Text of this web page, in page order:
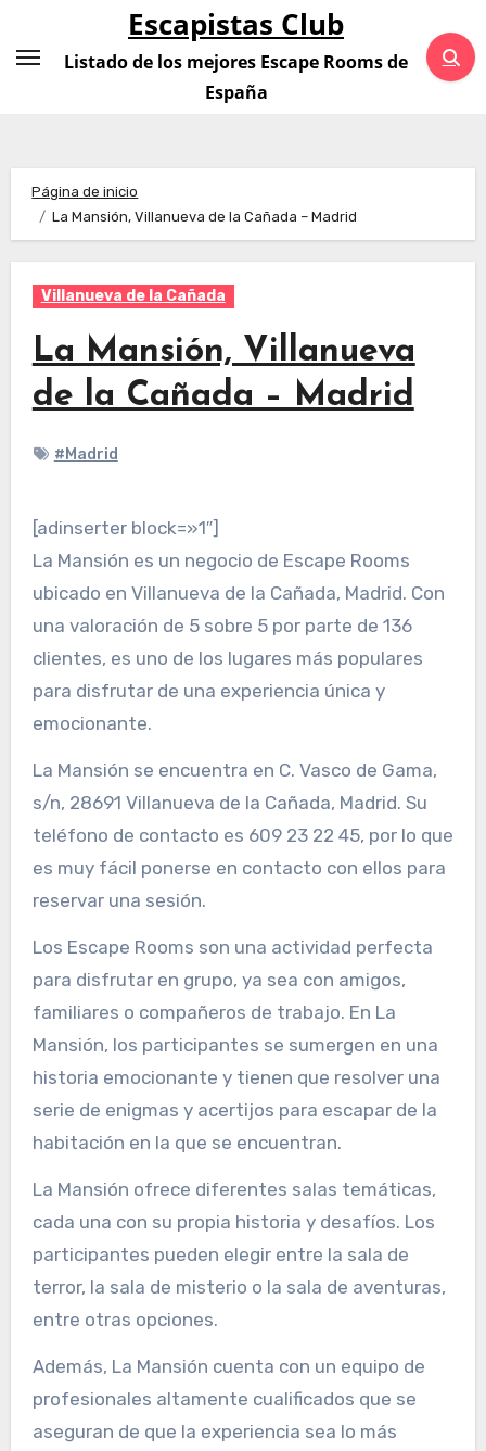
contenido
Escapistas Club
Listado de los mejores Escape Rooms de
España
Página de inicio
La Mansión, Villanueva de la Cañada – Madrid
Villanueva de la Cañada
La Mansión, Villanueva
de la Cañada – Madrid
#Madrid
[adinserter block=»1″]
La Mansión es un negocio de Escape Rooms
ubicado en Villanueva de la Cañada, Madrid. Con
una valoración de 5 sobre 5 por parte de 136
clientes, es uno de los lugares más populares
para disfrutar de una experiencia única y
emocionante.
La Mansión se encuentra en C. Vasco de Gama,
s/n, 28691 Villanueva de la Cañada, Madrid. Su
teléfono de contacto es 609 23 22 45, por lo que
es muy fácil ponerse en contacto con ellos para
reservar una sesión.
Los Escape Rooms son una actividad perfecta
para disfrutar en grupo, ya sea con amigos,
familiares o compañeros de trabajo. En La
Mansión, los participantes se sumergen en una
historia emocionante y tienen que resolver una
serie de enigmas y acertijos para escapar de la
habitación en la que se encuentran.
La Mansión ofrece diferentes salas temáticas,
cada una con su propia historia y desafíos. Los
participantes pueden elegir entre la sala de
terror, la sala de misterio o la sala de aventuras,
entre otras opciones.
Además, La Mansión cuenta con un equipo de
profesionales altamente cualificados que se
aseguran de que la experiencia sea lo más